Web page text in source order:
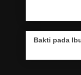
Bakti pada